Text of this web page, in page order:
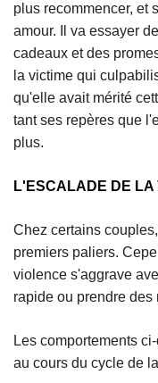
plus recommencer, et
amour. Il va essayer
cadeaux et des
la victime qui
qu'elle avait mérité
tant ses repères que
plus.
L'ESCALADE DE LA
Chez certains
premiers paliers.
violence s'aggrave
rapide ou prendre des
Les comportements
au cours du cycle de